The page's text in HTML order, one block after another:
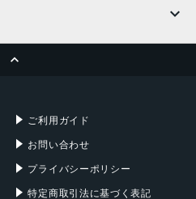
ご利用ガイド
お問い合わせ
プライバシーポリシー
特定商取引法に基づく表記